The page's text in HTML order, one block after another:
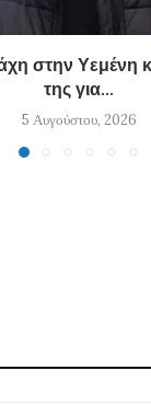
στην Υεμένη
της για...
5 Αυγούστου, 2026